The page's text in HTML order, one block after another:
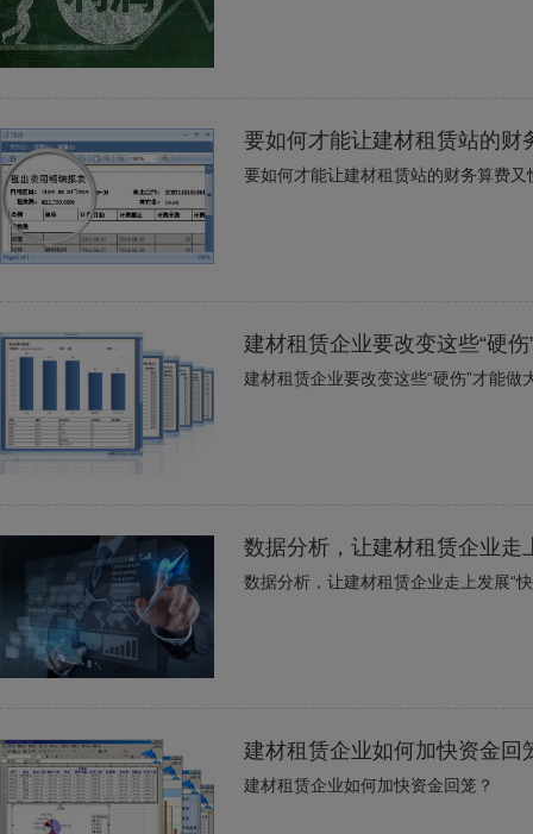
要如何才能让建材租赁站的财
要如何才能让建材租赁站的财务算费又
建材租赁企业要改变这些“硬
建材租赁企业要改变这些“硬伤”才能做
数据分析，让建材租赁企业走
数据分析，让建材租赁企业走上发展“
建材租赁企业如何加快资金回
建材租赁企业如何加快资金回笼？